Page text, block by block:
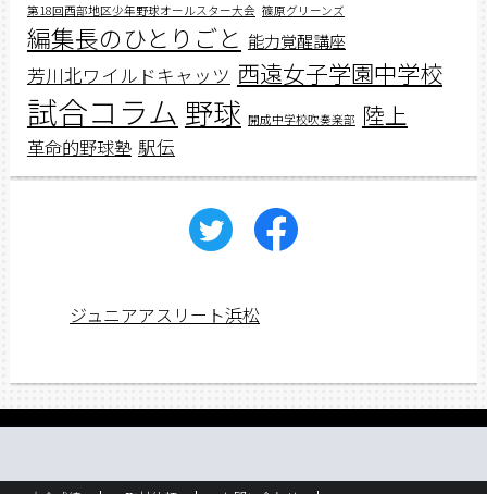
第18回西部地区少年野球オールスター大会 篠原グリーンズ
編集長のひとりごと 能力覚醒講座
芳川北ワイルドキャッツ 西遠女子学園中学校
試合コラム 野球 開成中学校吹奏楽部 陸上
革命的野球塾 駅伝
ジュニアアスリート浜松